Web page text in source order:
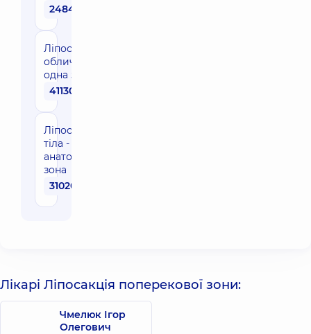
24840 грн
Ліпосакція
обличчя -
одна зона
41130 грн
Ліпосакція
тіла - одна
анатомічна
зона
31020 грн
Лікарі Ліпосакція поперекової зони:
Чмелюк Ігор
Олегович